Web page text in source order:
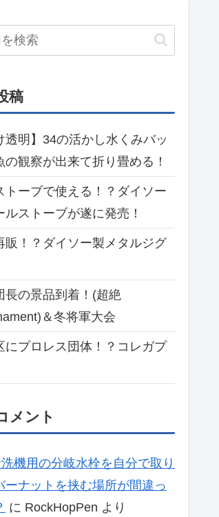
稿
透明】34の活かし水くみバッ
観察が出来て折り畳める！
トーブで使える！？ダイソー
ルストーブが遂に発売！
販！？ダイソー製メタルジグ
長の景品到着！(超絶
＆冬将軍大会
にプロレス団体！？コレガプ
メント
洗機用の分岐水栓を自分で取り
ーナットを挟む場所が間違っ
に RockHopPen より